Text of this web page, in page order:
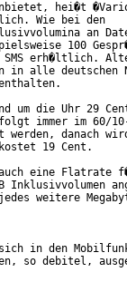
hei�t
Wie bei den
an
100
SMS erh�ltlich.
in alle deutschen
um die Uhr 29
immer im 60/
danach
kostet 19 Cent.
eine Flatrate
Inklusivvolumen
weitere
in den
so debitel,